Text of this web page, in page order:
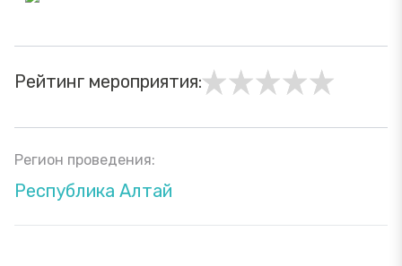
Рейтинг мероприятия:
Регион проведения:
Республика Алтай